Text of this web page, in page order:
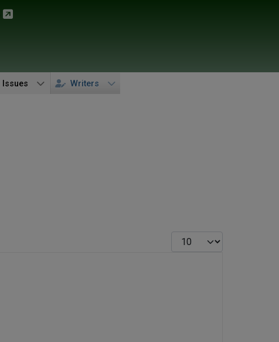
Issues Writers
Display #